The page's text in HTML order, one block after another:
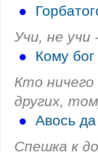
●
Учи, не учи
●
Кому
Кто
других,
●
Авось
Спешка к